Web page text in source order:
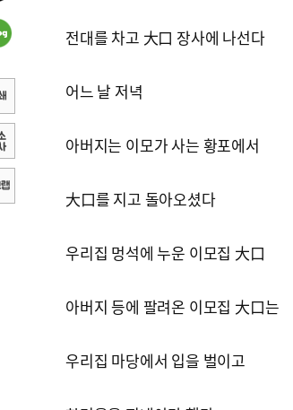
전대를 차고 大口 장사에 나선다
어느 날 저녁
아버지는 이모가 사는 황포에서
大口를 지고 돌아오셨다
우리집 멍석에 누운 이모집 大口
아버지 등에 팔려온 이모집 大口는
우리집 마당에서 입을 벌이고